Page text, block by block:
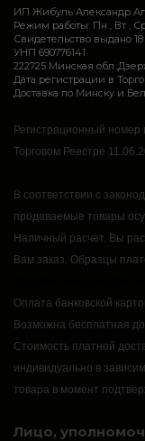
ИП Жибуль Александр
Режим работы: Пн , Вт , Ср
Свидетельство выдано
УНП 690776141
222725 Минская
Дата регистрации в
Доставка по Минску и
Регистрационный номер
Торговом Реестре
В соответствии с
продаваемые товары
Наличный расчет. Вы
Вам заказ. Образцы
Оплата банковской
Возможна бесплатная
Стоимость платной
индивидуально в
товара в момент
Лицо,